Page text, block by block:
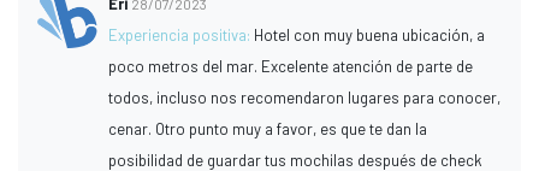
Experiencia positiva: Hotel con muy buena ubicación, a
poco metros del mar. Excelente atención de parte de
todos, incluso nos recomendaron lugares para conocer,
cenar. Otro punto muy a favor, es que te dan la
posibilidad de guardar tus mochilas después de check